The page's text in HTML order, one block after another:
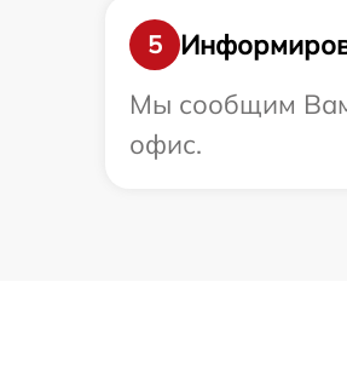
5
Мы сообщим Вам
офис.